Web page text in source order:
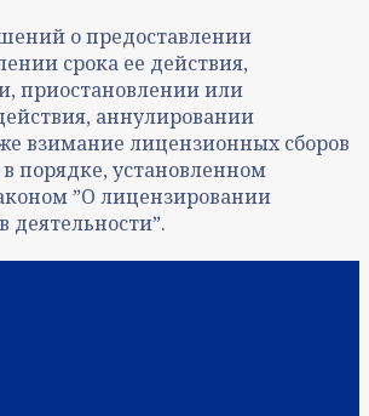
о предоставлении
срока ее действия,
приостановлении или
аннулировании
взимание лицензионных сборов
порядке, установленном
ˮО лицензировании
деятельностиˮ.